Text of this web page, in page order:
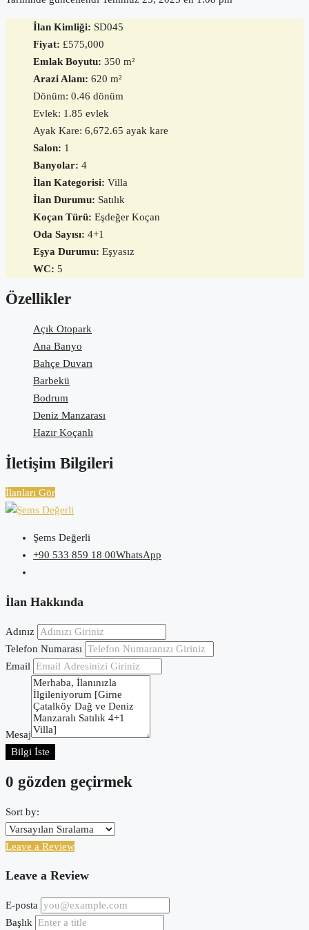
İlan Kimliği: SD045
Fiyat: £575,000
Emlak Boyutu: 350 m²
Arazi Alanı: 620 m²
Dönüm: 0.46 dönüm
Evlek: 1.85 evlek
Ayak Kare: 6,672.65 ayak kare
Salon: 1
Banyolar: 4
İlan Kategorisi: Villa
İlan Durumu: Satılık
Koçan Türü: Eşdeğer Koçan
Oda Sayısı: 4+1
Eşya Durumu: Eşyasız
WC: 5
Özellikler
Açık Otopark
Ana Banyo
Bahçe Duvarı
Barbekü
Bodrum
Deniz Manzarası
Hazır Koçanlı
İletişim Bilgileri
İlanları Gör
Şems Değerli
+90 533 859 18 00WhatsApp
İlan Hakkında
Adınız
Telefon Numarası
Email
Mesaj
Bilgi İste
0 gözden geçirmek
Sort by:
Leave a Review
Leave a Review
E-posta
Başlık